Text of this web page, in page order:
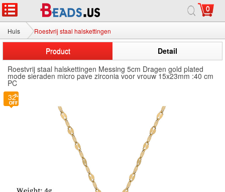
0
Huis Roestvrij staal halskettingen
Product
Detail
Roestvrij staal halskettingen Messing 5cm Dragen gold plated
mode sieraden micro pave zirconia voor vrouw 15x23mm :40 cm
PC